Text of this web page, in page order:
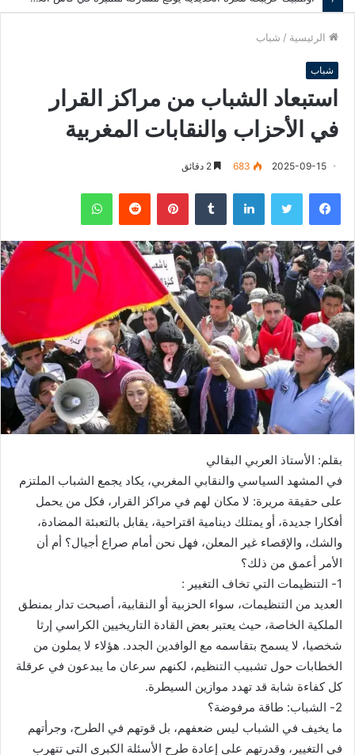
الرئيسية / شباب
شباب
استبعاد الشباب من مراكز القرار
في الأحزاب والنقابات المغربية
2025-09-15
683
فيسبوك لينكدإن بينتيريست
بقلم: الأستاذ العربي البقالي
في المشهد السياسي والنقابي المغربي، يكاد يجمع الشباب الملتزم
على حقيقة مريرة: لا مكان لهم في مراكز القرار، فكل من يحمل
أفكارا جديدة، أو يمتلك دينامية اقتراحية، يقابل بالتعبئة المضادة،
والشك، والإقصاء غير المعلن، فهل نحن أمام صراع أجيال؟ أم أن
الأمر أعمق من ذلك؟
1- التنظيمات التي تخاف التغيير :
العديد من التنظيمات، سواء الحزبية أو النقابية، أصبحت تدار بمنطق
الملكية الخاصة، حيث يعتبر بعض القادة التاريخيين الكراسي إرثا
شخصيا، لا يسمح بتقاسمه مع الوافدين الجدد. هؤلاء لا يملون من
الخطابات حول تشبيب التنظيم، لكنهم سرعان ما يبدعون في عرقلة
كل كفاءة شابة قد تهدد موازين السيطرة.
2- الشباب: طاقة مرفوضة؟
ما يخيف في الشباب ليس ضعفهم، بل قوتهم في الطرح، وجرأتهم
في التغيير، وقدرتهم على إعادة طرح الأسئلة الكبرى التي تتهرب